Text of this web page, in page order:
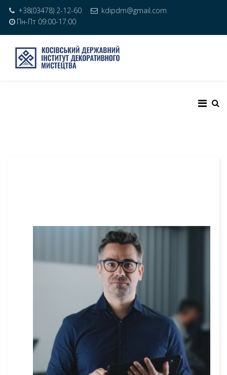
+38(03478) 2-12-60
kdipdm@gmail.com
Пн-Пт 09:00-17:00